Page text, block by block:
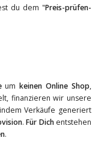
du dem "Preis-prüfen-
umkeinen Online Shop,
finanzieren wir unsere
Verkäufe generiert
.Für Dichentstehen
.